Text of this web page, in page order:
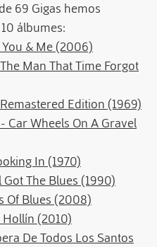
69 Gigas hemos
álbumes:
& Me (2006)
Man That Time Forgot
Edition (1969)
- Car Wheels On A Gravel
In (1970)
Got The Blues (1990)
Of Blues (2008)
Hollín (2010)
De Todos Los Santos